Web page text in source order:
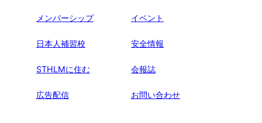
メンバーシップ
日本人補習校
STHLMに住む
広告配信
イベント
安全情報
会報誌
お問い合わせ